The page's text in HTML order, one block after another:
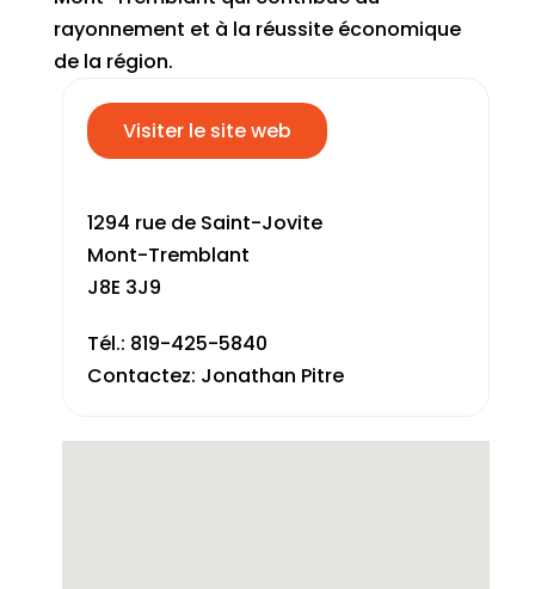
rayonnement et à la réussite économique
de la région.
Visiter le site web
1294 rue de Saint-Jovite
Mont-Tremblant
J8E 3J9
Tél.: 819-425-5840
Contactez: Jonathan Pitre